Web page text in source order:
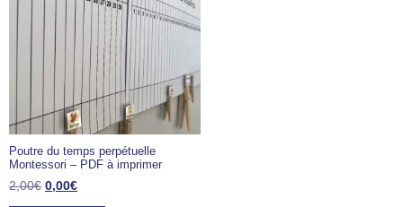
Poutre du temps perpétuelle
Montessori – PDF à imprimer
2,00€ 0,00€